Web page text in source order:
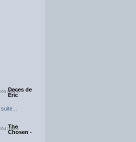
05/2025
Deces de
Eric
04/2025
The
Chosen -